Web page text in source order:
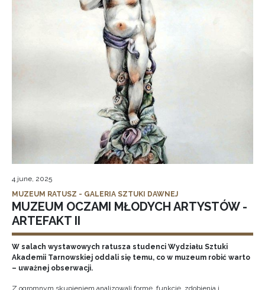
4 june, 2025
MUZEUM RATUSZ - GALERIA SZTUKI DAWNEJ
MUZEUM OCZAMI MŁODYCH ARTYSTÓW -
ARTEFAKT II
W salach wystawowych ratusza studenci Wydziału Sztuki
Akademii Tarnowskiej oddali się temu, co w muzeum robić warto
– uważnej obserwacji.
Z ogromnym skupieniem analizowali formę, funkcję, zdobienia i